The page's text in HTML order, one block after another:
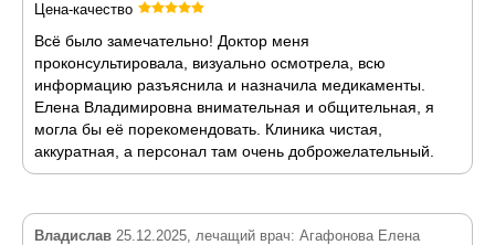
Цена-качество
Всё было замечательно! Доктор меня
проконсультировала, визуально осмотрела, всю
информацию разъяснила и назначила медикаменты.
Елена Владимировна внимательная и общительная, я
могла бы её порекомендовать. Клиника чистая,
аккуратная, а персонал там очень доброжелательный.
Владислав 25.12.2025, лечащий врач: Агафонова Елена